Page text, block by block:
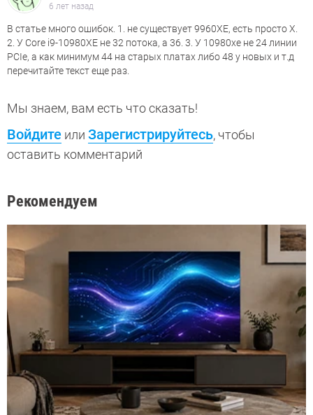
6 лет назад
В статье много ошибок. 1. не существует 9960XE, есть просто Х.
2. У Core i9-10980XE не 32 потока, а 36. 3. У 10980хе не 24 линии
PCIe, а как минимум 44 на старых платах либо 48 у новых и т.д
перечитайте текст еще раз.
Мы знаем, вам есть что сказать!
Войдите или Зарегистрируйтесь, чтобы
оставить комментарий
Рекомендуем